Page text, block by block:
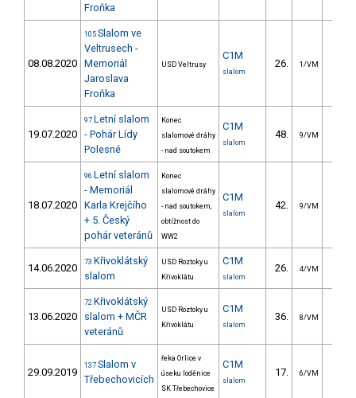
Froňka
08.08.2020
105 Slalom ve
Veltrusech -
Memoriál
Jaroslava
Froňka
USD Veltrusy
C1M
slalom
26. 1/VM
19.07.2020
97 Letní slalom
- Pohár Lídy
Polesné
Konec
slalomové dráhy
- nad soutokem
C1M
slalom
48. 9/VM
18.07.2020
96 Letní slalom
- Memoriál
Karla Krejčího
+ 5. Český
pohár veteránů
Konec
slalomové dráhy
- nad soutokem,
obtížnost do
WW2
C1M
slalom
42. 9/VM
14.06.2020 73 Křivoklátský
slalom
USD Roztoky u
Křivoklátu
C1M
slalom
26. 4/VM
13.06.2020
72 Křivoklátský
slalom + MČR
veteránů
USD Roztoky u
Křivoklátu
C1M
slalom
36. 8/VM
29.09.2019
137 Slalom v
Třebechovicích
řeka Orlice v
úseku loděnice
SK Třebechovice
C1M
slalom
17. 6/VM